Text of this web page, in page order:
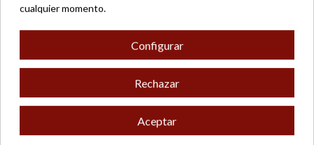
16 otros productos en la misma categoría:
cualquier momento.
Configurar
Rechazar
Aceptar